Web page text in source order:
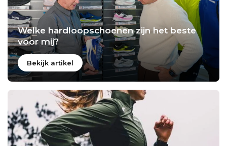
Welke hardloopschoenen zijn het beste
voor mij?
Bekijk artikel